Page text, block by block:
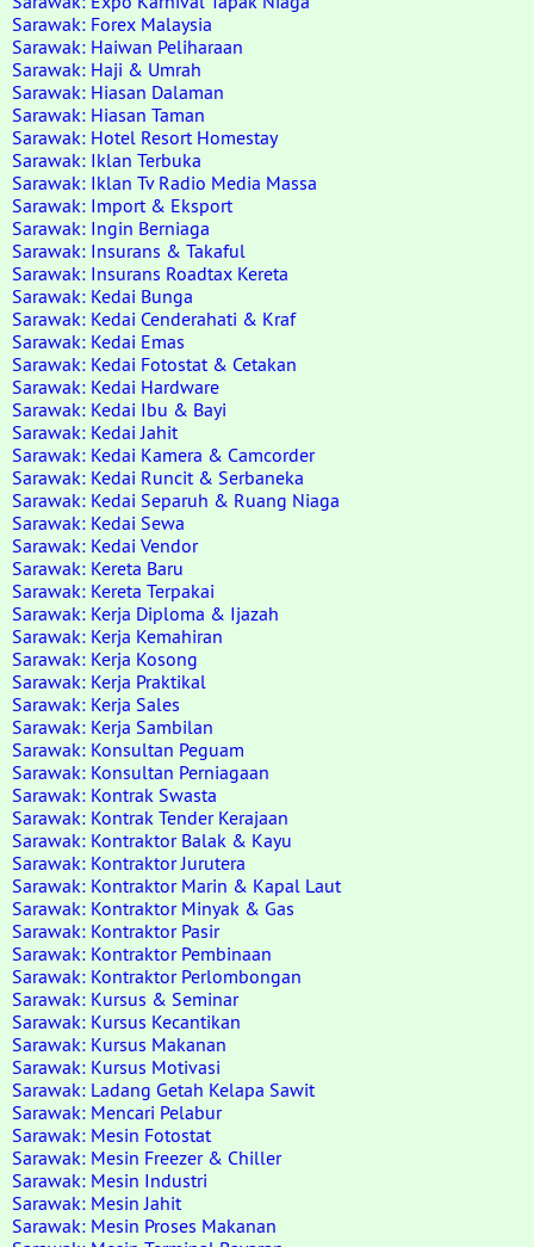
Sarawak: Forex Malaysia
Sarawak: Haiwan Peliharaan
Sarawak: Haji & Umrah
Sarawak: Hiasan Dalaman
Sarawak: Hiasan Taman
Sarawak: Hotel Resort Homestay
Sarawak: Iklan Terbuka
Sarawak: Iklan Tv Radio Media Massa
Sarawak: Import & Eksport
Sarawak: Ingin Berniaga
Sarawak: Insurans & Takaful
Sarawak: Insurans Roadtax Kereta
Sarawak: Kedai Bunga
Sarawak: Kedai Cenderahati & Kraf
Sarawak: Kedai Emas
Sarawak: Kedai Fotostat & Cetakan
Sarawak: Kedai Hardware
Sarawak: Kedai Ibu & Bayi
Sarawak: Kedai Jahit
Sarawak: Kedai Kamera & Camcorder
Sarawak: Kedai Runcit & Serbaneka
Sarawak: Kedai Separuh & Ruang Niaga
Sarawak: Kedai Sewa
Sarawak: Kedai Vendor
Sarawak: Kereta Baru
Sarawak: Kereta Terpakai
Sarawak: Kerja Diploma & Ijazah
Sarawak: Kerja Kemahiran
Sarawak: Kerja Kosong
Sarawak: Kerja Praktikal
Sarawak: Kerja Sales
Sarawak: Kerja Sambilan
Sarawak: Konsultan Peguam
Sarawak: Konsultan Perniagaan
Sarawak: Kontrak Swasta
Sarawak: Kontrak Tender Kerajaan
Sarawak: Kontraktor Balak & Kayu
Sarawak: Kontraktor Jurutera
Sarawak: Kontraktor Marin & Kapal Laut
Sarawak: Kontraktor Minyak & Gas
Sarawak: Kontraktor Pasir
Sarawak: Kontraktor Pembinaan
Sarawak: Kontraktor Perlombongan
Sarawak: Kursus & Seminar
Sarawak: Kursus Kecantikan
Sarawak: Kursus Makanan
Sarawak: Kursus Motivasi
Sarawak: Ladang Getah Kelapa Sawit
Sarawak: Mencari Pelabur
Sarawak: Mesin Fotostat
Sarawak: Mesin Freezer & Chiller
Sarawak: Mesin Industri
Sarawak: Mesin Jahit
Sarawak: Mesin Proses Makanan